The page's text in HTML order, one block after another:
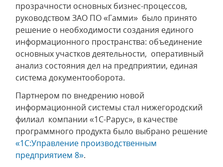
прозрачности основных бизнес-процессов,
руководством ЗАО ПО «Гамми» было принято
решение о необходимости создания единого
информационного пространства: объединение
основных участков деятельности, оперативный
анализ состояния дел на предприятии, единая
система документооборота.
Партнером по внедрению новой
информационной системы стал нижегородский
филиал компании «1С-Рарус», в качестве
программного продукта было выбрано решение
«1С:Управление производственным
предприятием 8».